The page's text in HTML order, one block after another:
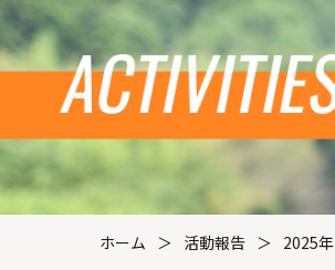
ホーム 活動報告 2025年